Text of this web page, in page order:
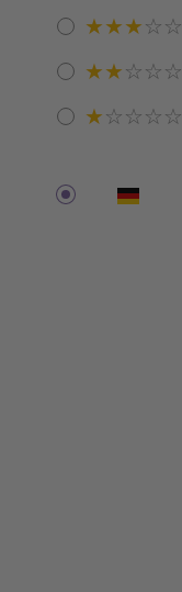
★★★☆☆
★★☆☆☆
★☆☆☆☆